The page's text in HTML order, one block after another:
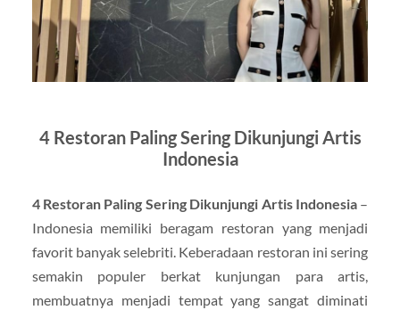
4 Restoran Paling Sering Dikunjungi Artis
Indonesia
4 Restoran Paling Sering Dikunjungi Artis Indonesia–
Indonesia memiliki beragam restoran yang menjadi
favorit banyak selebriti. Keberadaan restoran ini sering
semakin populer berkat kunjungan para artis,
membuatnya menjadi tempat yang sangat diminati